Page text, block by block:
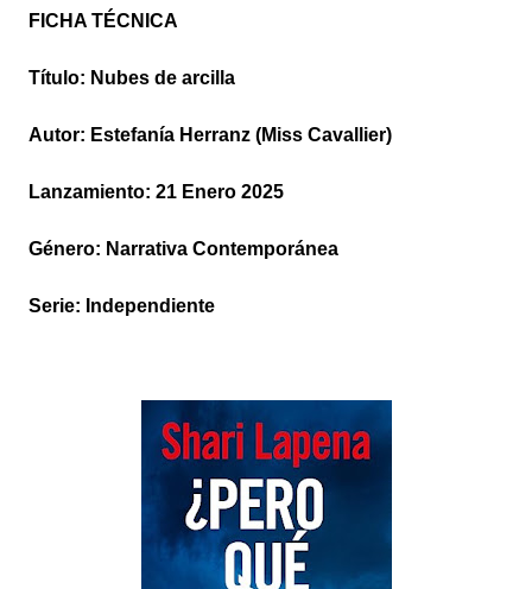
FICHA TÉCNICA
Título: Nubes de arcilla
Autor: Estefanía Herranz (Miss Cavallier)
Lanzamiento: 21 Enero 2025
Género: Narrativa Contemporánea
Serie: Independiente